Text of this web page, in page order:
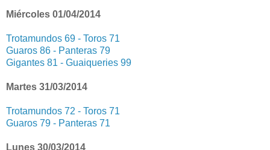
Miércoles 01/04/2014
Trotamundos 69 - Toros 71
Guaros 86 - Panteras 79
Gigantes 81 - Guaiqueries 99
Martes 31/03/2014
Trotamundos 72 - Toros 71
Guaros 79 - Panteras 71
Lunes 30/03/2014